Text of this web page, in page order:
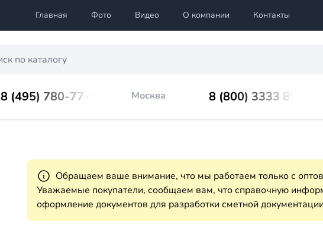
Главная Фото Видео О компании Контакты
8 (495) 780-77-98 Москва 8 (800) 3333 899
Обращаем ваше внимание, что мы работаем только с
Уважаемые покупатели, сообщаем вам, что справочную
оформление документов для разработки сметной